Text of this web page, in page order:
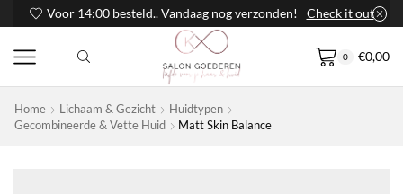
Voor 14:00 besteld.. Vandaag nog verzonden! Check it out
0 €0,00
Home Lichaam & Gezicht
Huidtypen
Gecombineerde & Vette Huid
Matt Skin Balance